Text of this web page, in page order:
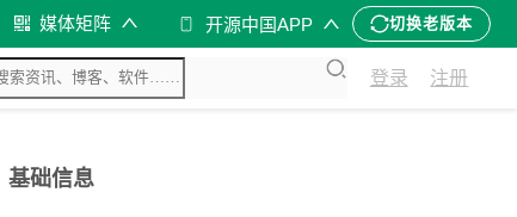
媒体矩阵 开源中国APP 切换老版本
登录 注册
基础信息